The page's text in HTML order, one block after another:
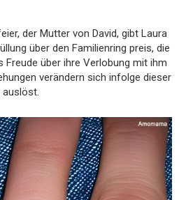
der Mutter von David, gibt Laura
über den Familienring preis, die
Freude über ihre Verlobung mit ihm
verändern sich infolge dieser
auslöst.